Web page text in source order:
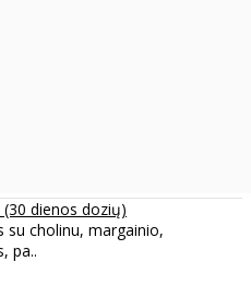
(30 dienos dozių)
su cholinu, margainio,
pa..